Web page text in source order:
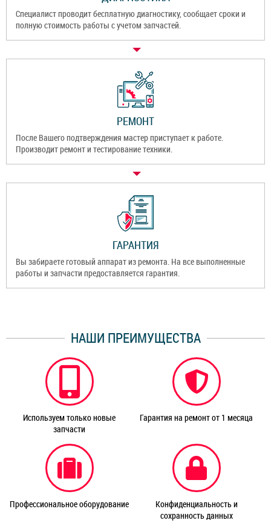
Специалист проводит бесплатную диагностику, сообщает сроки и
полную стоимость работы с учетом запчастей.
РЕМОНТ
После Вашего подтверждения мастер приступает к работе.
Производит ремонт и тестирование техники.
ГАРАНТИЯ
Вы забираете готовый аппарат из ремонта. На все выполненные
работы и запчасти предоставляется гарантия.
НАШИ ПРЕИМУЩЕСТВА
Используем только новые
запчасти
Гарантия на ремонт от 1 месяца
Профессиональное оборудование
Конфиденциальность и
сохранность данных